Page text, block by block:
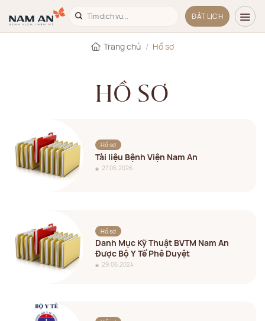
qua
nội
ĐẶT LỊCH
Trang chủ / Hồ sơ
HỒ SƠ
Hồ sơ
Tài liệu Bệnh Viện Nam An
27.06.2026
Hồ sơ
Danh Mục Kỹ Thuật BVTM Nam An
Được Bộ Y Tế Phê Duyệt
29.06.2024